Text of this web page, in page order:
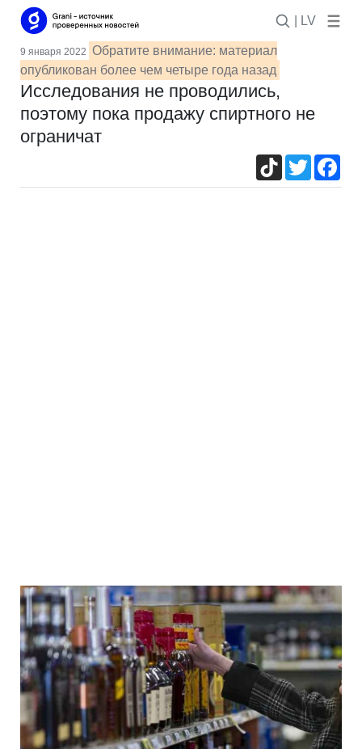
| LV
9 января 2022 Обратите внимание: материал
опубликован более чем четыре года назад
Исследования не проводились,
поэтому пока продажу спиртного не
ограничат
TikTokTwitter